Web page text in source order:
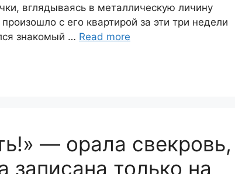
вглядываясь в металлическую личину
с его квартирой за эти три недели
знакомый … Read more
— орала свекровь,
записана только на